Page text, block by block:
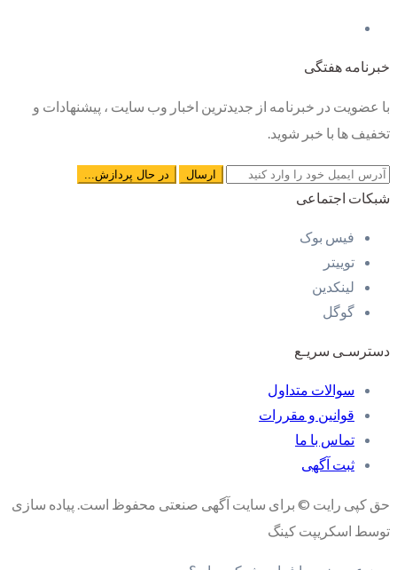
خبرنامه هفتگی
با عضویت در خبرنامه از جدیدترین اخبار وب سایت ، پیشنهادات و
تخفیف ها با خبر شوید.
شبکات اجتماعی
فیس بوک
توییتر
لینکدین
گوگل
دسترسـی سریـع
سوالات متداول
قوانین و مقررات
تماس با ما
ثبت آگهی
حق کپی رایت © برای سایت آگهی صنعتی محفوظ است. پیاده سازی
توسط اسکریپت کینگ